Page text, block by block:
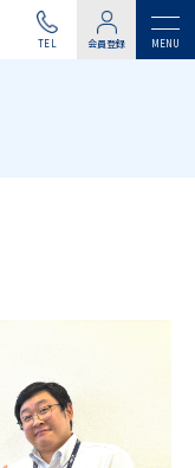
TEL 会員登録